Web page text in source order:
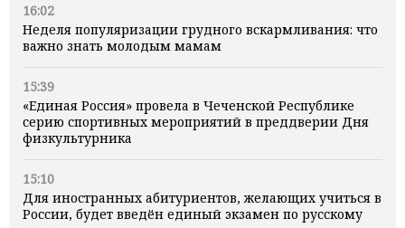
16:02
Неделя популяризации грудного вскармливания: что
важно знать молодым мамам
15:39
«Единая Россия» провела в Чеченской Республике
серию спортивных мероприятий в преддверии Дня
физкультурника
15:10
Для иностранных абитуриентов, желающих учиться в
России, будет введён единый экзамен по русскому